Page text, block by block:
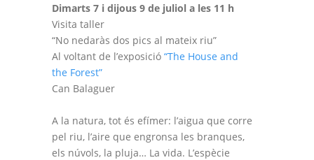
Dimarts 7 i dijous 9 de juliol a les 11 h
Visita taller
“No nedaràs dos pics al mateix riu”
Al voltant de l’exposició “The House and
the Forest”
Can Balaguer
A la natura, tot és efímer: l’aigua que corre
pel riu, l’aire que engronsa les branques,
els núvols, la pluja… La vida. L’espècie